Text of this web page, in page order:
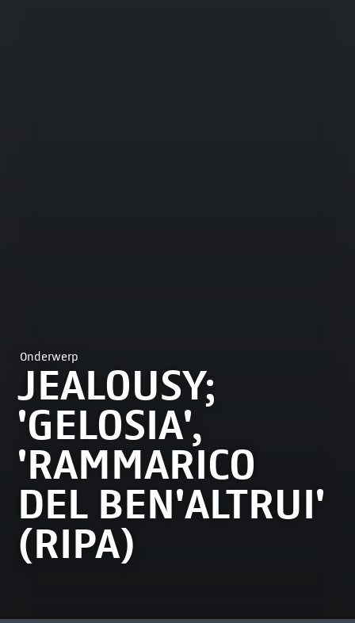
Onderwerp
JEALOUSY;
'GELOSIA',
'RAMMARICO
DEL BEN'ALTRUI'
(RIPA)